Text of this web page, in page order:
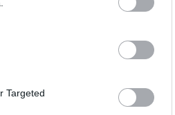
Targeted
lehet.
ezért